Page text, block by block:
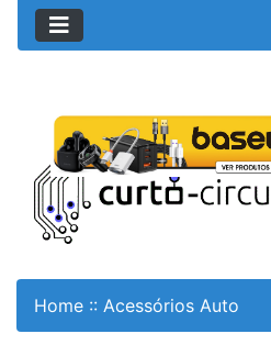
Home :: Acessórios Auto